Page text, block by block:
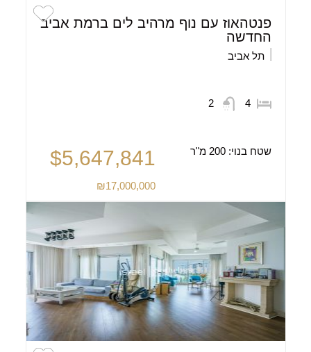
פנטהאוז עם נוף מרהיב לים ברמת אביב
החדשה
תל אביב
4
2
שטח בנוי:200 מ"ר $5,647,841
₪17,000,000